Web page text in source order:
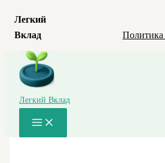
Легкий
Вклад
Политика
Перейти
содержимому
Легкий Вклад
Main
Menu